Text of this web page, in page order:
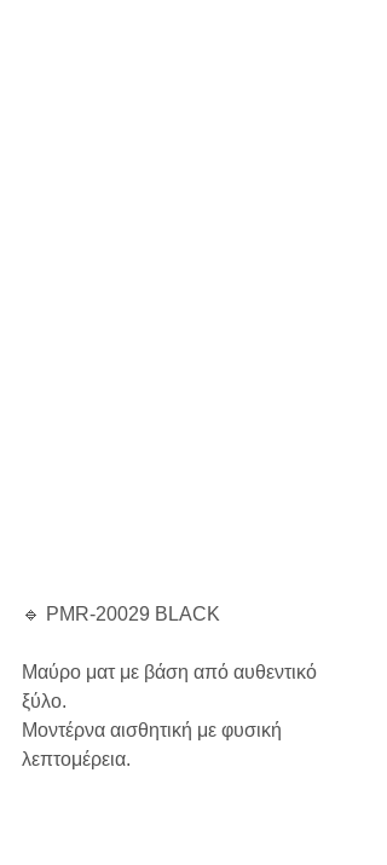
🔹 PMR-20029 BLACK
Μαύρο ματ με βάση από αυθεντικό
ξύλο.
Μοντέρνα αισθητική με φυσική
λεπτομέρεια.